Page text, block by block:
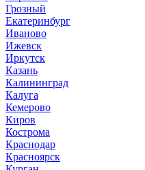
Грозный
Екатеринбург
Иваново
Ижевск
Иркутск
Казань
Калининград
Калуга
Кемерово
Киров
Кострома
Краснодар
Красноярск